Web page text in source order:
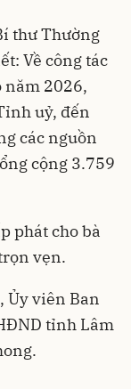
thư Thường
Về công tác
năm 2026,
uỷ, đến
các nguồn
cộng 3.759
phát cho bà
vẹn.
Ủy viên Ban
tỉnh Lâm